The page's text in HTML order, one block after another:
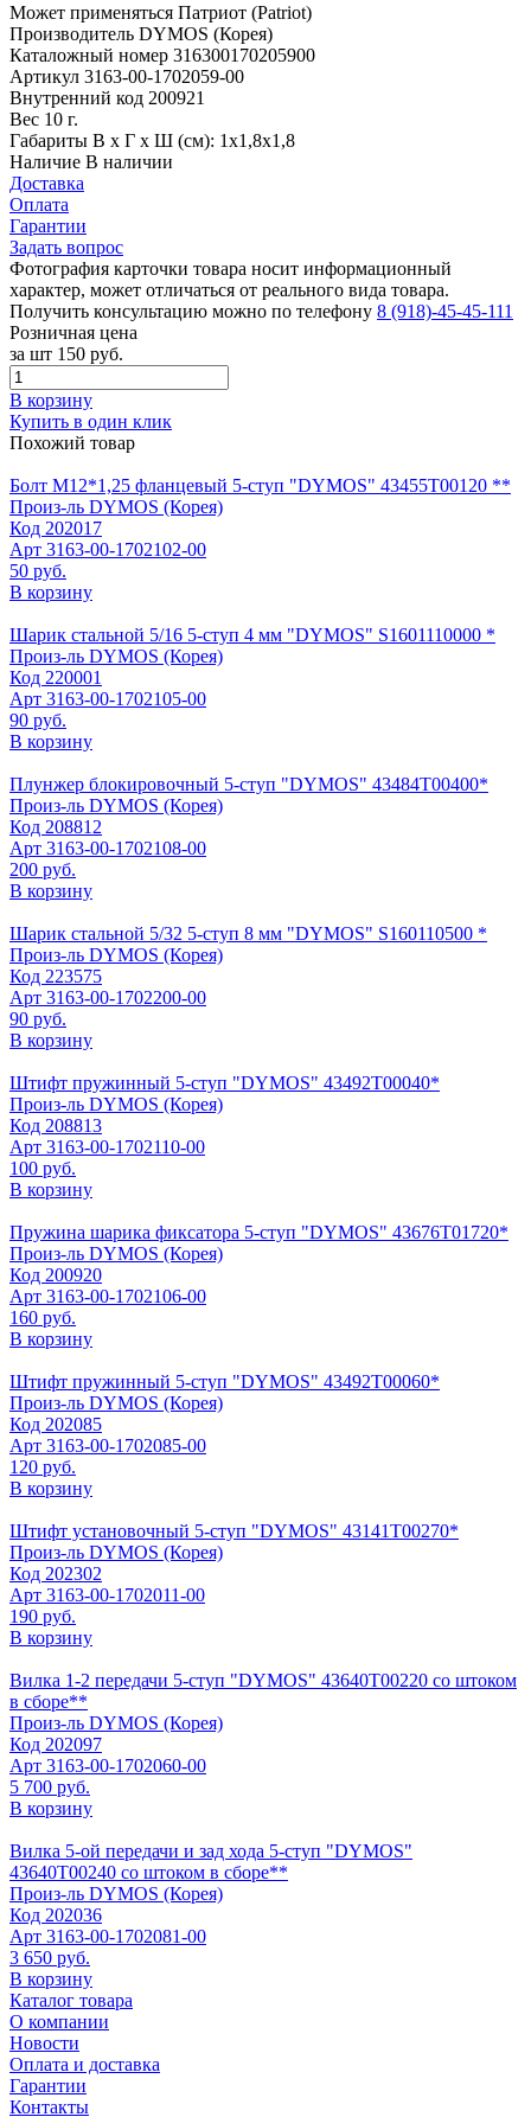
Может применяться Патриот (Patriot)
Производитель DYMOS (Корея)
Каталожный номер 316300170205900
Артикул 3163-00-1702059-00
Внутренний код 200921
Вес 10 г.
Габариты В х Г х Ш (см): 1х1,8х1,8
Наличие В наличии
Доставка
Оплата
Гарантии
Задать вопрос
Фотография карточки товара носит информационный
характер, может отличаться от реального вида товара.
Получить консультацию можно по телефону 8 (918)-45-45-111
Розничная цена
за шт 150 руб.
В корзину
Купить в один клик
Похожий товар
Болт М12*1,25 фланцевый 5-ступ "DYMOS" 43455Т00120 **
Произ-ль DYMOS (Корея)
Код 202017
Арт 3163-00-1702102-00
50 руб.
В корзину
Шарик стальной 5/16 5-ступ 4 мм "DYMOS" S1601110000 *
Произ-ль DYMOS (Корея)
Код 220001
Арт 3163-00-1702105-00
90 руб.
В корзину
Плунжер блокировочный 5-ступ "DYMOS" 43484Т00400*
Произ-ль DYMOS (Корея)
Код 208812
Арт 3163-00-1702108-00
200 руб.
В корзину
Шарик стальной 5/32 5-ступ 8 мм "DYMOS" S160110500 *
Произ-ль DYMOS (Корея)
Код 223575
Арт 3163-00-1702200-00
90 руб.
В корзину
Штифт пружинный 5-ступ "DYMOS" 43492Т00040*
Произ-ль DYMOS (Корея)
Код 208813
Арт 3163-00-1702110-00
100 руб.
В корзину
Пружина шарика фиксатора 5-ступ "DYMOS" 43676Т01720*
Произ-ль DYMOS (Корея)
Код 200920
Арт 3163-00-1702106-00
160 руб.
В корзину
Штифт пружинный 5-ступ "DYMOS" 43492Т00060*
Произ-ль DYMOS (Корея)
Код 202085
Арт 3163-00-1702085-00
120 руб.
В корзину
Штифт установочный 5-ступ "DYMOS" 43141Т00270*
Произ-ль DYMOS (Корея)
Код 202302
Арт 3163-00-1702011-00
190 руб.
В корзину
Вилка 1-2 передачи 5-ступ "DYMOS" 43640Т00220 со штоком
в сборе**
Произ-ль DYMOS (Корея)
Код 202097
Арт 3163-00-1702060-00
5 700 руб.
В корзину
Вилка 5-ой передачи и зад хода 5-ступ "DYMOS"
43640Т00240 со штоком в сборе**
Произ-ль DYMOS (Корея)
Код 202036
Арт 3163-00-1702081-00
3 650 руб.
В корзину
Каталог товара
О компании
Новости
Оплата и доставка
Гарантии
Контакты